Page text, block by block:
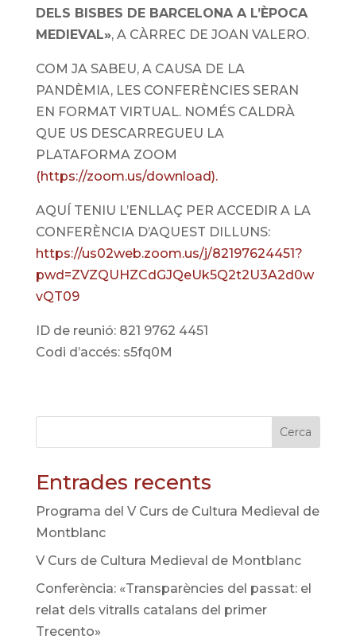
DELS BISBES DE BARCELONA A L’ÈPOCA
MEDIEVAL», A CÀRREC DE JOAN VALERO.
COM JA SABEU, A CAUSA DE LA
PANDÈMIA, LES CONFERÈNCIES SERAN
EN FORMAT VIRTUAL. NOMÉS CALDRÀ
QUE US DESCARREGUEU LA
PLATAFORMA ZOOM
(https://zoom.us/download).
AQUÍ TENIU L’ENLLAÇ PER ACCEDIR A LA
CONFERÈNCIA D’AQUEST DILLUNS:
https://us02web.zoom.us/j/82197624451?
pwd=ZVZQUHZCdGJQeUk5Q2t2U3A2d0w
vQT09
ID de reunió: 821 9762 4451
Codi d’accés: s5fq0M
Cerca
Entrades recents
Programa del V Curs de Cultura Medieval de
Montblanc
V Curs de Cultura Medieval de Montblanc
Conferència: «Transparències del passat: el
relat dels vitralls catalans del primer
Trecento»